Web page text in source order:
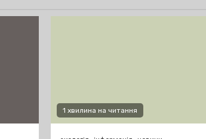
1 хвилина на читання